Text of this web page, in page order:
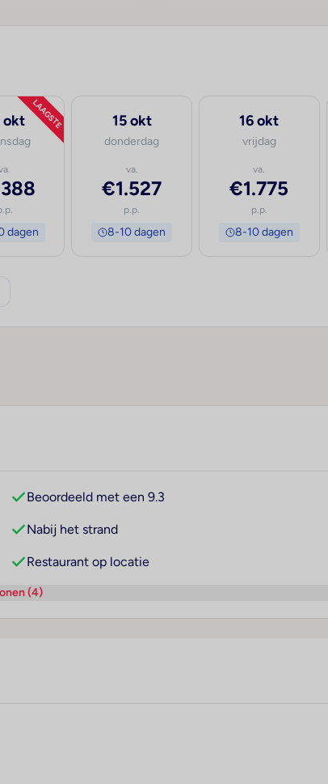
LAAGSTE
okt
dagen
15 okt
donderdag
va.
€1.527
p.p.
8-10 dagen
16 okt
vrijdag
va.
€1.775
p.p.
8-10 dagen
Beoordeeld met een 9.3
Nabij het strand
Restaurant op locatie
(4)